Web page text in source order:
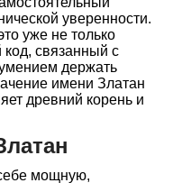
уверенности.
уже не только
код, связанный с
держать
имени Златан
древний корень и
мощную,